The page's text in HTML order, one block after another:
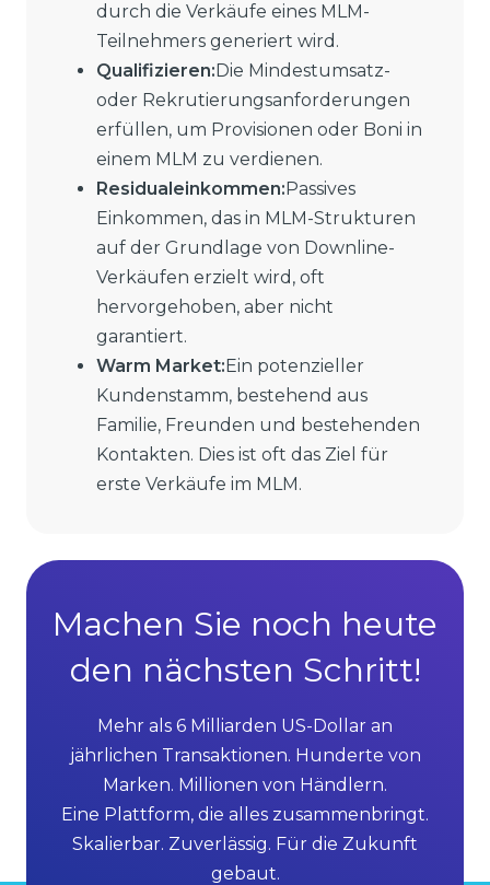
durch die Verkäufe eines MLM-
Teilnehmers generiert wird.
Qualifizieren:Die Mindestumsatz-
oder Rekrutierungsanforderungen
erfüllen, um Provisionen oder Boni in
einem MLM zu verdienen.
Residualeinkommen:Passives
Einkommen, das in MLM-Strukturen
auf der Grundlage von Downline-
Verkäufen erzielt wird, oft
hervorgehoben, aber nicht
garantiert.
Warm Market:Ein potenzieller
Kundenstamm, bestehend aus
Familie, Freunden und bestehenden
Kontakten. Dies ist oft das Ziel für
erste Verkäufe im MLM.
Machen Sie noch heute
den nächsten Schritt!
Mehr als 6 Milliarden US-Dollar an
jährlichen Transaktionen. Hunderte von
Marken. Millionen von Händlern.
Eine Plattform, die alles zusammenbringt.
Skalierbar. Zuverlässig. Für die Zukunft
gebaut.